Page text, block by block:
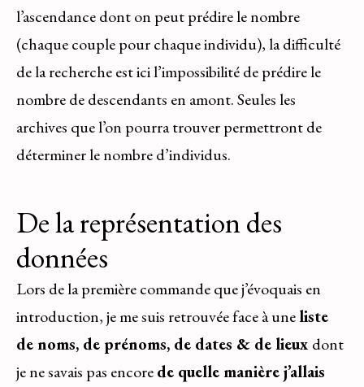
l’ascendance dont on peut prédire le nombre
(chaque couple pour chaque individu), la difficulté
de la recherche est ici l’impossibilité de prédire le
nombre de descendants en amont. Seules les
archives que l’on pourra trouver permettront de
déterminer le nombre d’individus.
De la représentation des
données
Lors de la première commande que j’évoquais en
introduction, je me suis retrouvée face à uneliste
de noms, de prénoms, de dates & de lieux dont
je ne savais pas encorede quelle manière j’allais